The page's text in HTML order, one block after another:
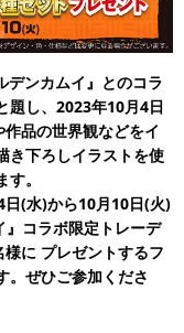
デンカムイ』とのコラ
題し、2023年10月4日
品の世界観などをイ
き下ろしイラストを使
。
日(水)から10月10日(火)
コラボ限定トレーデ
様に プレゼントするフ
。ぜひご参加くださ